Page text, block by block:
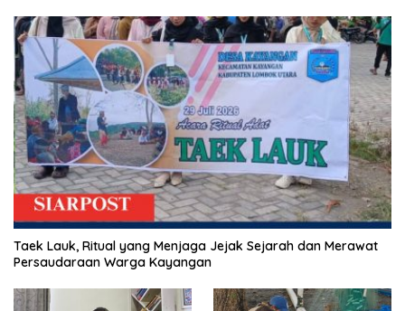
Taek Lauk, Ritual yang Menjaga Jejak Sejarah dan Merawat
Persaudaraan Warga Kayangan